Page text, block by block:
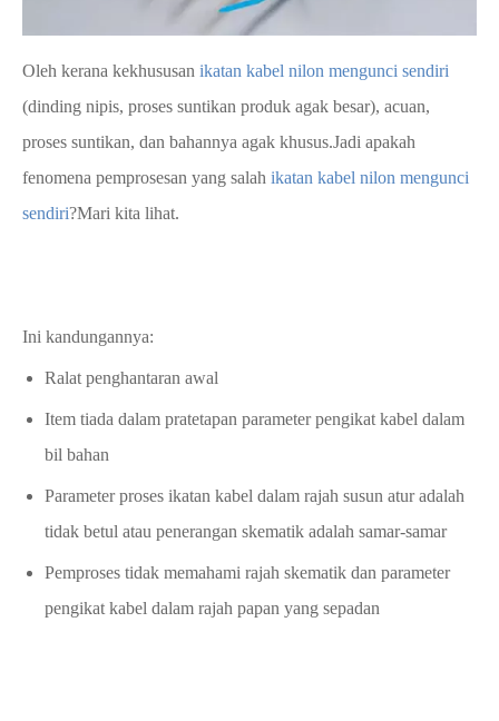
Oleh kerana kekhususan ikatan kabel nilon mengunci sendiri
(dinding nipis, proses suntikan produk agak besar), acuan,
proses suntikan, dan bahannya agak khusus.Jadi apakah
fenomena pemprosesan yang salah ikatan kabel nilon mengunci
sendiri?Mari kita lihat.
Ini kandungannya:
Ralat penghantaran awal
Item tiada dalam pratetapan parameter pengikat kabel dalam
bil bahan
Parameter proses ikatan kabel dalam rajah susun atur adalah
tidak betul atau penerangan skematik adalah samar-samar
Pemproses tidak memahami rajah skematik dan parameter
pengikat kabel dalam rajah papan yang sepadan